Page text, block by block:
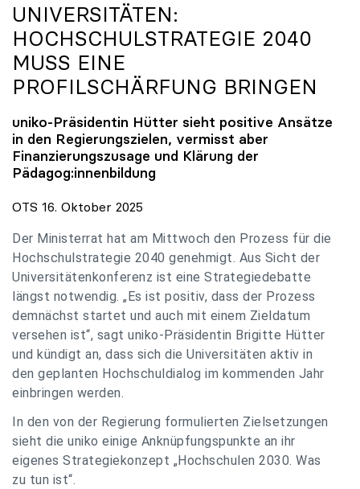
UNIVERSITÄTEN:
HOCHSCHULSTRATEGIE 2040
MUSS EINE
PROFILSCHÄRFUNG BRINGEN
uniko-Präsidentin Hütter sieht positive Ansätze
in den Regierungszielen, vermisst aber
Finanzierungszusage und Klärung der
Pädagog:innenbildung
OTS 16. Oktober 2025
Der Ministerrat hat am Mittwoch den Prozess für die
Hochschulstrategie 2040 genehmigt. Aus Sicht der
Universitätenkonferenz ist eine Strategiedebatte
längst notwendig. „Es ist positiv, dass der Prozess
demnächst startet und auch mit einem Zieldatum
versehen ist“, sagt uniko-Präsidentin Brigitte Hütter
und kündigt an, dass sich die Universitäten aktiv in
den geplanten Hochschuldialog im kommenden Jahr
einbringen werden.
In den von der Regierung formulierten Zielsetzungen
sieht die uniko einige Anknüpfungspunkte an ihr
eigenes Strategiekonzept „Hochschulen 2030. Was
zu tun ist“.